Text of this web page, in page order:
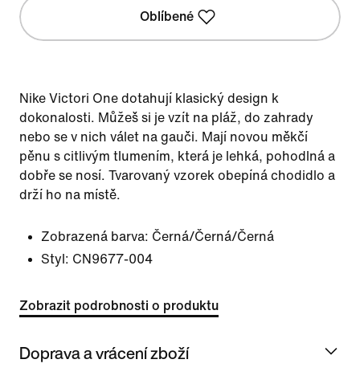
Oblíbené
Nike Victori One dotahují klasický design k
dokonalosti. Můžeš si je vzít na pláž, do zahrady
nebo se v nich válet na gauči. Mají novou měkčí
pěnu s citlivým tlumením, která je lehká, pohodlná a
dobře se nosí. Tvarovaný vzorek obepíná chodidlo a
drží ho na místě.
Zobrazená barva: Černá/Černá/Černá
Styl: CN9677-004
Zobrazit podrobnosti o produktu
Doprava a vrácení zboží